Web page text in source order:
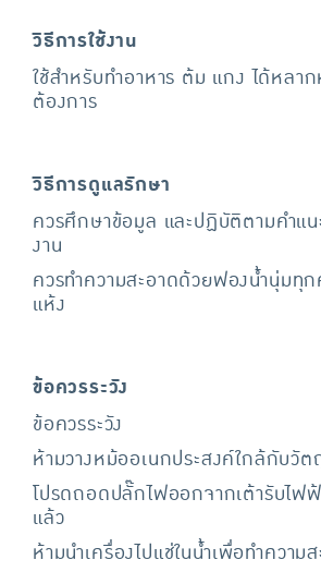
วิธีการใช้งาน
ใช้สําหรับทําอาหาร ต้ม แกง ได้หลา
ต้องการ
วิธีการดูแลรักษา
ควรศึกษาข้อมูล และปฏิบัติตามคำแน
งาน
ควรทำความสะอาดด้วยฟองน้ำนุ่มทุก
แห้ง
ข้อควรระวัง
ข้อควรระวัง
ห้ามวางหม้ออเนกประสงค์ใกล้กับวัต
โปรดถอดปลั๊กไฟออกจากเต้ารับไฟฟ้
แล้ว
ห้ามนำเครื่องไปแช่ในน้ำเพื่อทำความ